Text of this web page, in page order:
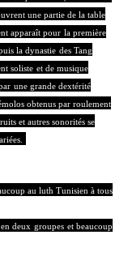
une partie de la table
apparaît pour la première
la dynastie des Tang
soliste et de musique
une grande dextérité
obtenus par roulement
et autres sonorités se
au luth Tunisien à tous
deux groupes et beaucoup